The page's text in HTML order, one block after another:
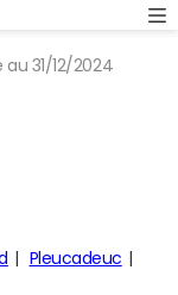
au 31/12/2024
Pleucadeuc